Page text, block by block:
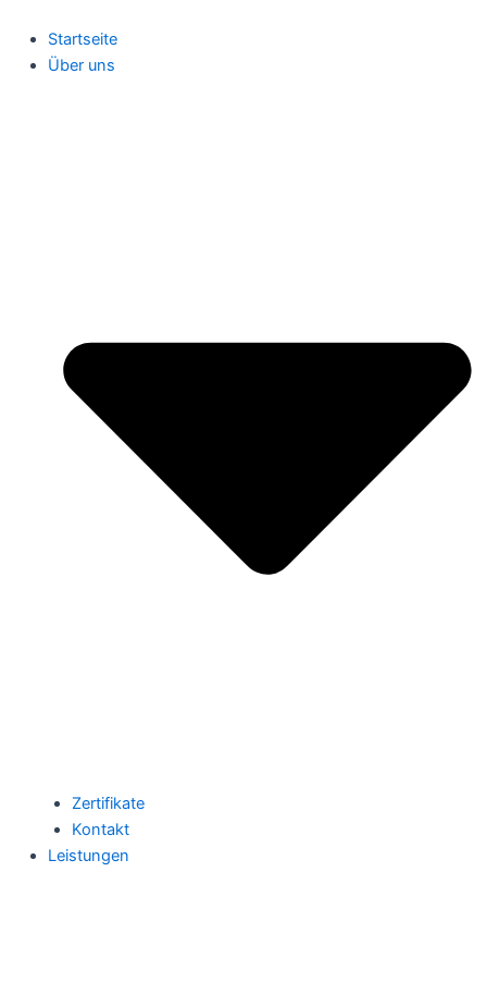
Inhalt
springen
Startseite
Über uns
Zertifikate
Kontakt
Leistungen